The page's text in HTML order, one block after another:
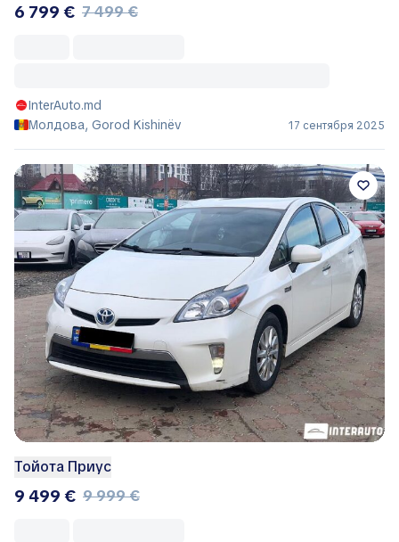
6 799 € 7 499 €
InterAuto.md
Молдова, Gorod Kishinëv
17 сентября 2025
Тойота Приус
9 499 € 9 999 €